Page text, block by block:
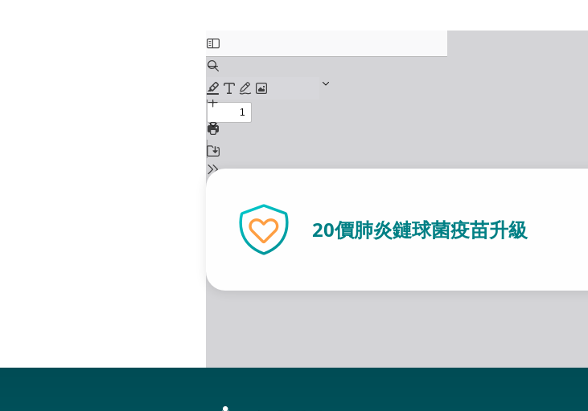
最新推廣
參加指定「健康寶寶計劃」的幼兒，可享專屬疫苗升級服務。
20價肺炎鏈球菌疫苗升級